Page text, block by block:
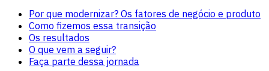
Por que modernizar? Os fatores de negócio e produto
Como fizemos essa transição
Os resultados
O que vem a seguir?
Faça parte dessa jornada